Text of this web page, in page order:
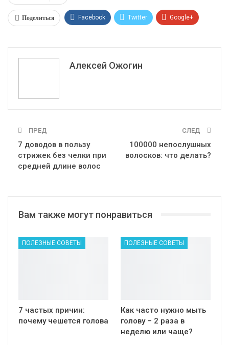
Поделиться Facebook Twitter Google+
Алексей Ожогин
ПРЕД
7 доводов в пользу
стрижек без челки при
средней длине волос
СЛЕД
100000 непослушных
волосков: что делать?
Вам также могут понравиться
ПОЛЕЗНЫЕ СОВЕТЫ
7 частых причин:
почему чешется голова
ПОЛЕЗНЫЕ СОВЕТЫ
Как часто нужно мыть
голову – 2 раза в
неделю или чаще?